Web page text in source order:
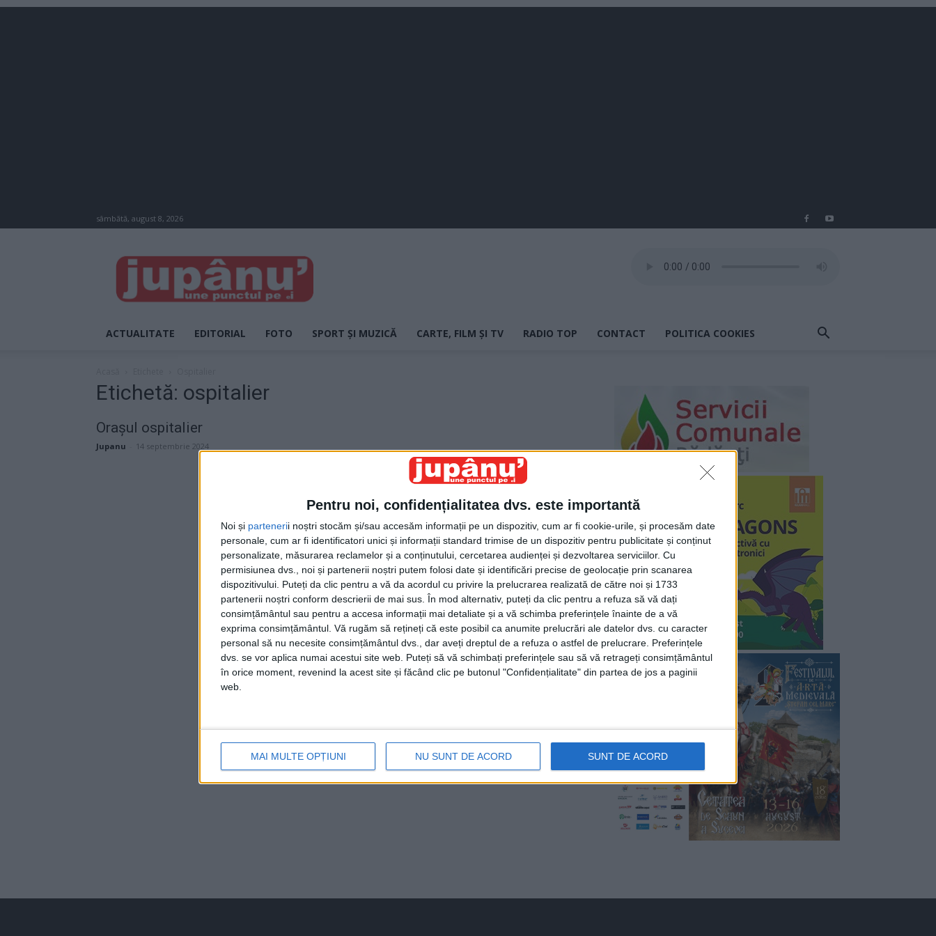
Pentru noi, confidențialitatea dvs. este importantă
Noi și partenerii noștri stocăm și/sau accesăm informații pe un dispozitiv, cum ar fi cookie-urile, și procesăm date
personale, cum ar fi identificatori unici și informații standard trimise de un dispozitiv pentru publicitate și conținut
personalizate, măsurarea reclamelor și a conținutului, cercetarea audienței și dezvoltarea serviciilor. Cu
permisiunea dvs., noi și partenerii noștri putem folosi date și identificări precise de geolocație prin scanarea
dispozitivului. Puteți da clic pentru a vă da acordul cu privire la prelucrarea realizată de către noi și 1733
partenerii noștri conform descrierii de mai sus. În mod alternativ, puteți da clic pentru a refuza să vă dați
consimțământul sau pentru a accesa informații mai detaliate și a vă schimba preferințele înainte de a vă
exprima consimțământul. Vă rugăm să rețineți că este posibil ca anumite prelucrări ale datelor dvs. cu caracter
personal să nu necesite consimțământul dvs., dar aveți dreptul de a refuza o astfel de prelucrare. Preferințele
dvs. se vor aplica numai acestui site web. Puteți să vă schimbați preferințele sau să vă retrageți consimțământul
în orice moment, revenind la acest site și făcând clic pe butonul "Confidențialitate" din partea de jos a paginii
web.
MAI MULTE OPȚIUNI NU SUNT DE ACORD SUNT DE ACORD
sâmbătă, august 8, 2026
JUPÂNU'
ACTUALITATE EDITORIAL FOTO SPORT ȘI MUZICĂ CARTE, FILM ȘI TV RADIO TOP CONTACT POLITICA COOKIES
Etichetă: ospitalier
Orașul ospitalier
Jupanu 14 septembrie 2024